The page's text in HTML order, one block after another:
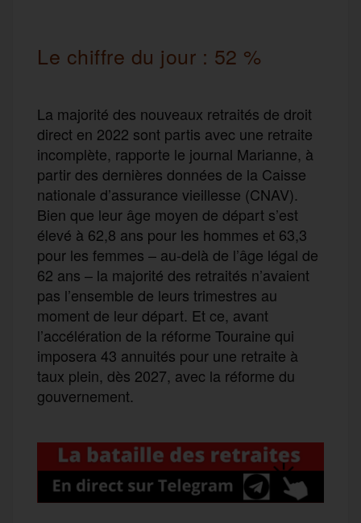
Le chiffre du jour : 52 %
La majorité des nouveaux retraités de droit
direct en 2022 sont partis avec une retraite
incomplète, rapporte le journal Marianne, à
partir des dernières données de la Caisse
nationale d’assurance vieillesse (CNAV).
Bien que leur âge moyen de départ s’est
élevé à 62,8 ans pour les hommes et 63,3
pour les femmes – au-delà de l’âge légal de
62 ans – la majorité des retraités n’avaient
pas l’ensemble de leurs trimestres au
moment de leur départ. Et ce, avant
l’accélération de la réforme Touraine qui
imposera 43 annuités pour une retraite à
taux plein, dès 2027, avec la réforme du
gouvernement.